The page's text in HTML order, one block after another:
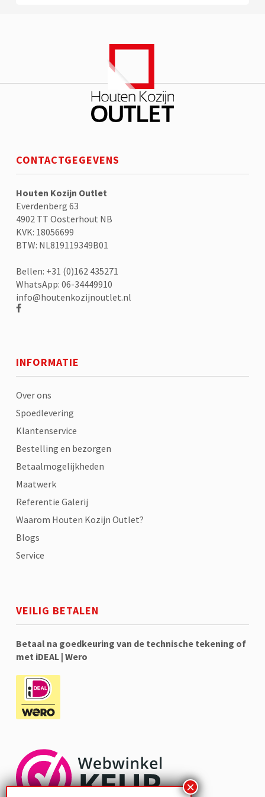
CONTACTGEGEVENS
Houten Kozijn Outlet
Everdenberg 63
4902 TT Oosterhout NB
KVK: 18056699
BTW: NL819119349B01
Bellen: +31 (0)162 435271
WhatsApp: 06-34449910
info@houtenkozijnoutlet.nl
INFORMATIE
Over ons
Spoedlevering
Klantenservice
Bestelling en bezorgen
Betaalmogelijkheden
Maatwerk
Referentie Galerij
Waarom Houten Kozijn Outlet?
Blogs
Service
VEILIG BETALEN
Betaal na goedkeuring van de technische tekening of
met iDEAL | Wero